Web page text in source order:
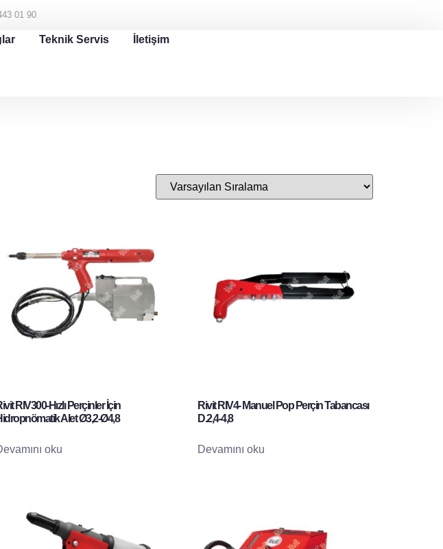
01 90
Teknik Servis İletişim
RIV300-Hızlı Perçinler İçin
Alet Ø3,2-Ø4,8
oku
Rivit RIV4- Manuel Pop Perçin Tabancası
D.2,4-4,8
Devamını oku